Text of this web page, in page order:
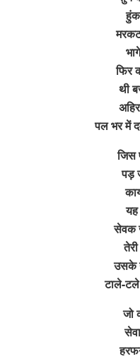
फिर
थी
पल भर में
जिस
पड़
यह
सेवक
उसके
टाले-
जो